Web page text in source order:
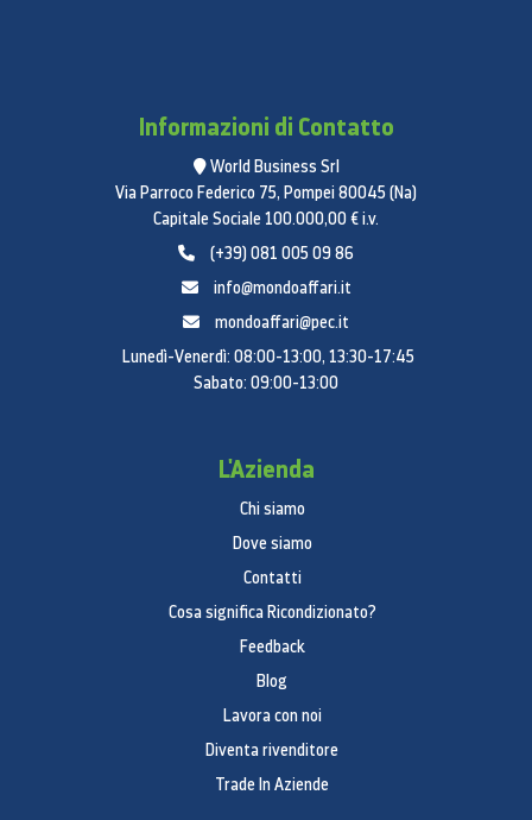
Informazioni di Contatto
World Business Srl
Via Parroco Federico 75, Pompei 80045 (Na)
Capitale Sociale 100.000,00 € i.v.
(+39) 081 005 09 86
info@mondoaffari.it
mondoaffari@pec.it
Lunedì-Venerdì: 08:00-13:00, 13:30-17:45
Sabato: 09:00-13:00
L'Azienda
Chi siamo
Dove siamo
Contatti
Cosa significa Ricondizionato?
Feedback
Blog
Lavora con noi
Diventa rivenditore
Trade In Aziende